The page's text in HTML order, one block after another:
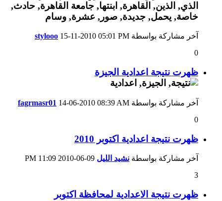
آخر مشاركة بواسطة stylooo 15-11-2010 05:01 PM
0
ظهرت نتيجة اعدادية الجيزة
آخر مشاركة بواسطة fagrmasr01 14-06-2010 08:39 AM
0
ظهرت نتيجة اعدادية اكتوبر 2010
آخر مشاركة بواسطة نشيد الليل
11:09 PM
3
ظهرت نتيجة الاعدادية لمحافظة اكتوبر